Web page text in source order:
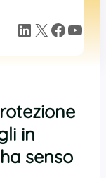
LinkedIn X Facebook YouTube
in
senso